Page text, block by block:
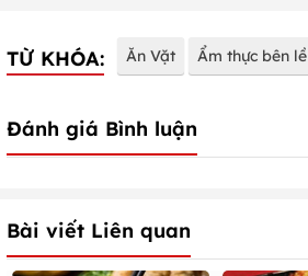
TỪ KHÓA: Ăn Vặt Ẩm thực bên lề
Đánh giá Bình luận
Bài viết Liên quan